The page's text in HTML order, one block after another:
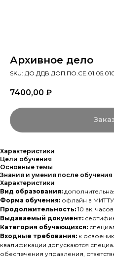
Архивное дело
SKU:
7400,00 ₽
Характеристики
Цели обучения
Основные темы
Знания и умения после обучения
Характеристики
Вид образования:
Форма обучения: офлайн в МИТТУ
Продолжительность: 10 ак. часов
Выдаваемый документ:
Категория обучающихся:
Входные требования: к
квалификации допускаются
обеспечения управления,